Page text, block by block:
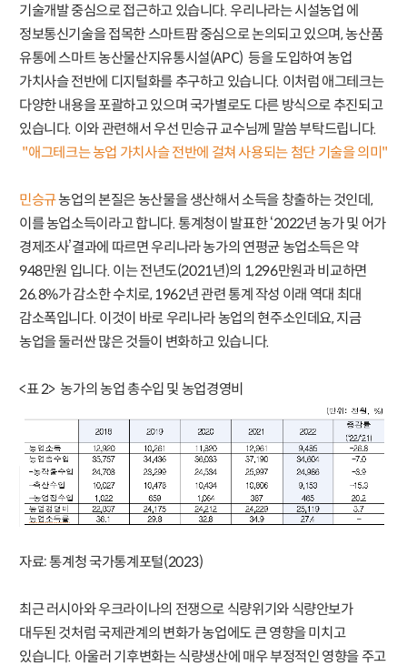
기술개발 중심으로 접근하고 있습니다. 우리나라는 시설농업 에
정보통신기술을 접목한 스마트팜 중심으로 논의되고 있으며, 농산품
유통에 스마트 농산물산지유통시설(APC) 등을 도입하여 농업
가치사슬 전반에 디지털화를 추구하고 있습니다. 이처럼 애그테크는
다양한 내용을 포괄하고 있으며 국가별로도 다른 방식으로 추진되고
있습니다. 이와 관련해서 우선 민승규 교수님께 말씀 부탁드립니다.
"애그테크는 농업 가치사슬 전반에 걸쳐 사용되는 첨단 기술을 의미"
민승규농업의 본질은 농산물을 생산해서 소득을 창출하는 것인데,
이를 농업소득이라고 합니다. 통계청이 발표한 ‘2022년 농가 및 어가
경제조사’결과에 따르면 우리나라 농가의 연평균 농업소득은 약
948만원 입니다. 이는 전년도(2021년)의 1,296만원과 비교하면
26.8%가 감소한 수치로, 1962년 관련 통계 작성 이래 역대 최대
감소폭입니다. 이것이 바로 우리나라 농업의 현주소인데요, 지금
농업을 둘러싼 많은 것들이 변화하고 있습니다.
<표 2> 농가의 농업 총수입 및 농업경영비
자료: 통계청 국가통계포털(2023)
최근 러시아와 우크라이나의 전쟁으로 식량위기와 식량안보가
대두된 것처럼 국제관계의 변화가 농업에도 큰 영향을 미치고
있습니다. 아울러 기후변화는 식량생산에 매우 부정적인 영향을 주고